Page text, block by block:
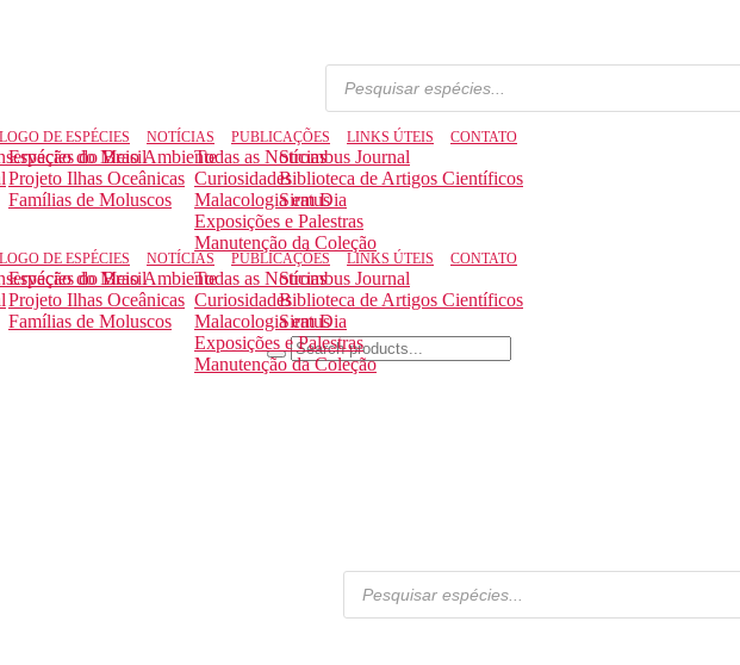
do Meio Ambiente
DE ESPÉCIES
Espécies do Brasil
Projeto Ilhas Oceânicas
Famílias de Moluscos
NOTÍCIAS
Todas as Notícias
Curiosidades
Malacologia em Dia
Exposições e Palestras
Manutenção da Coleção
PUBLICAÇÕES
Strombus Journal
Biblioteca de Artigos Científicos
Siratus
LINKS ÚTEIS CONTATO
do Meio Ambiente
DE ESPÉCIES
Espécies do Brasil
Projeto Ilhas Oceânicas
Famílias de Moluscos
NOTÍCIAS
Todas as Notícias
Curiosidades
Malacologia em Dia
Exposições e Palestras
Manutenção da Coleção
PUBLICAÇÕES
Strombus Journal
Biblioteca de Artigos Científicos
Siratus
LINKS ÚTEIS CONTATO